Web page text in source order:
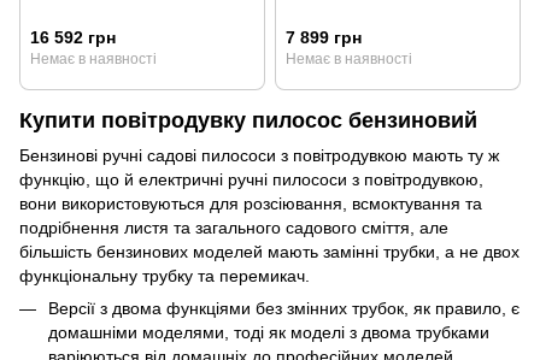
16 592 грн
Немає в наявності
7 899 грн
Немає в наявності
Купити повітродувку пилосос бензиновий
Бензинові ручні садові пилососи з повітродувкою мають ту ж
функцію, що й електричні ручні пилососи з повітродувкою,
вони використовуються для розсіювання, всмоктування та
подрібнення листя та загального садового сміття, але
більшість бензинових моделей мають замінні трубки, а не двох
функціональну трубку та перемикач.
Версії з двома функціями без змінних трубок, як правило, є
домашніми моделями, тоді як моделі з двома трубками